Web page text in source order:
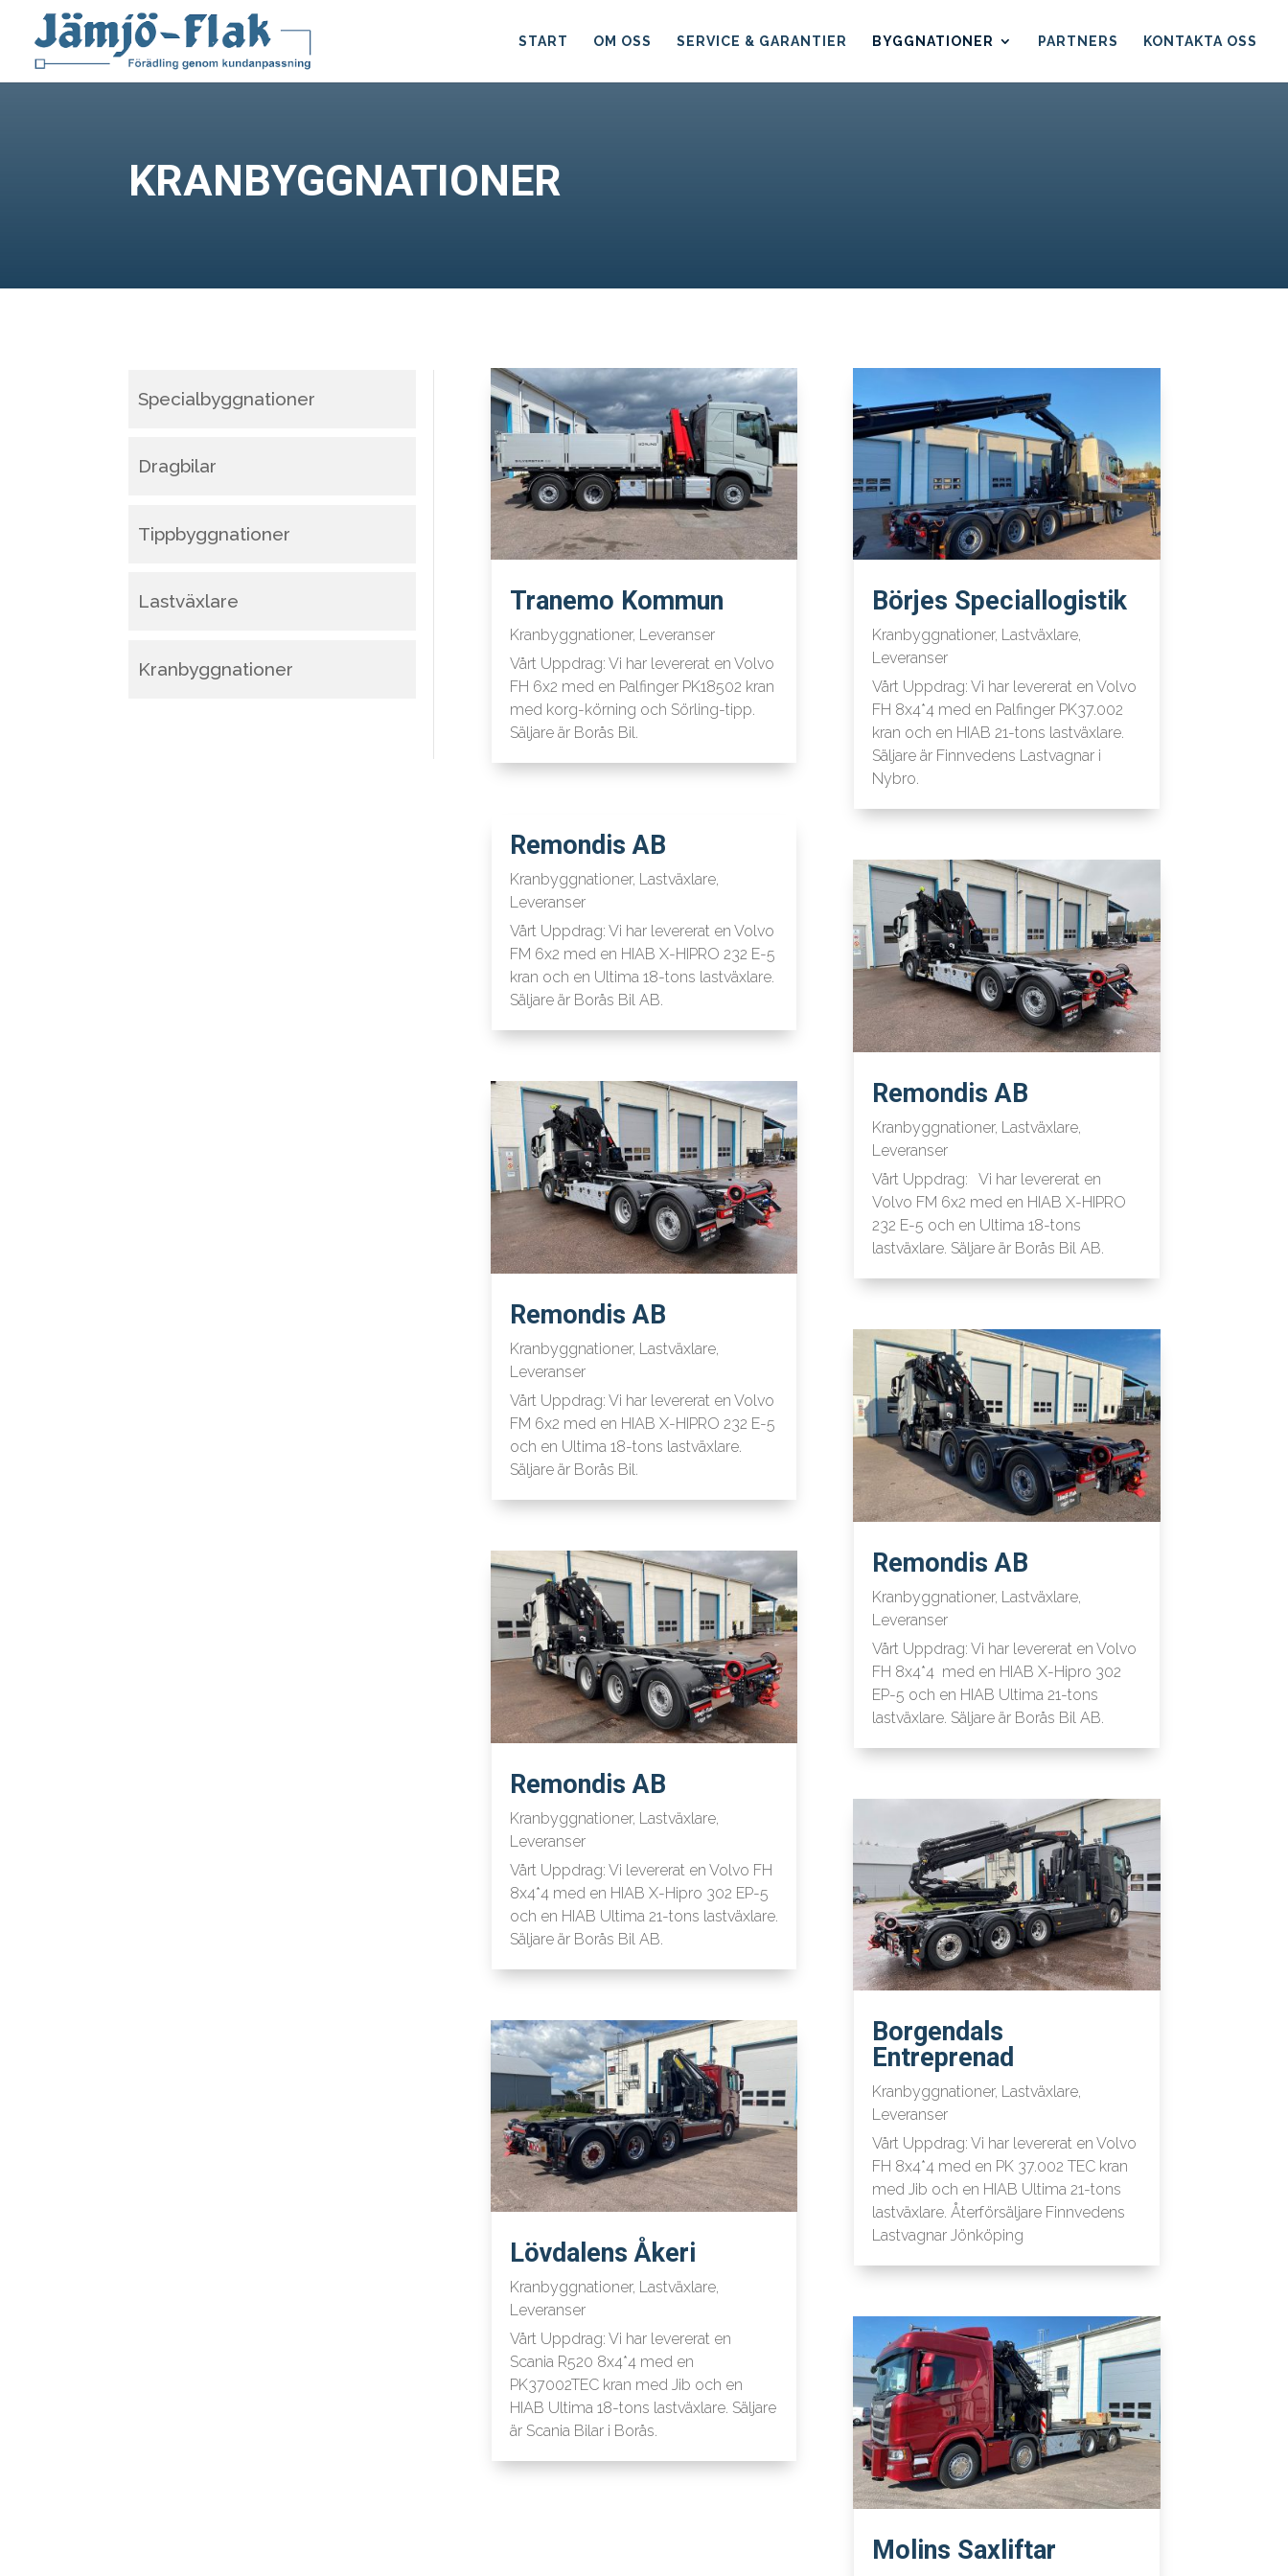
START OM OSS SERVICE & GARANTIER BYGGNATIONER PARTNERS KONTAKTA OSS
KRANBYGGNATIONER
Specialbyggnationer
Dragbilar
Tippbyggnationer
Lastväxlare
Kranbyggnationer
Tranemo Kommun
Kranbyggnationer, Leveranser
Vårt Uppdrag: Vi har levererat en Volvo
FH 6x2 med en Palfinger PK18502 kran
med korg-körning och Sörling-tipp.
Säljare är Borås Bil.
Remondis AB
Kranbyggnationer, Lastväxlare,
Leveranser
Vårt Uppdrag: Vi har levererat en Volvo
FM 6x2 med en HIAB X-HIPRO 232 E-5
kran och en Ultima 18-tons lastväxlare.
Säljare är Borås Bil AB.
Remondis AB
Kranbyggnationer, Lastväxlare,
Leveranser
Vårt Uppdrag: Vi har levererat en Volvo
FM 6x2 med en HIAB X-HIPRO 232 E-5
och en Ultima 18-tons lastväxlare.
Säljare är Borås Bil.
Remondis AB
Kranbyggnationer, Lastväxlare,
Leveranser
Vårt Uppdrag: Vi levererat en Volvo FH
8x4*4 med en HIAB X-Hipro 302 EP-5
och en HIAB Ultima 21-tons lastväxlare.
Säljare är Borås Bil AB.
Lövdalens Åkeri
Kranbyggnationer, Lastväxlare,
Leveranser
Vårt Uppdrag: Vi har levererat en
Scania R520 8x4*4 med en
PK37002TEC kran med Jib och en
HIAB Ultima 18-tons lastväxlare. Säljare
är Scania Bilar i Borås.
Börjes Speciallogistik
Kranbyggnationer, Lastväxlare,
Leveranser
Vårt Uppdrag: Vi har levererat en Volvo
FH 8x4*4 med en Palfinger PK37.002
kran och en HIAB 21-tons lastväxlare.
Säljare är Finnvedens Lastvagnar i
Nybro.
Remondis AB
Kranbyggnationer, Lastväxlare,
Leveranser
Vårt Uppdrag: Vi har levererat en
Volvo FM 6x2 med en HIAB X-HIPRO
232 E-5 och en Ultima 18-tons
lastväxlare. Säljare är Borås Bil AB.
Remondis AB
Kranbyggnationer, Lastväxlare,
Leveranser
Vårt Uppdrag: Vi har levererat en Volvo
FH 8x4*4 med en HIAB X-Hipro 302
EP-5 och en HIAB Ultima 21-tons
lastväxlare. Säljare är Borås Bil AB.
Borgendals
Entreprenad
Kranbyggnationer, Lastväxlare,
Leveranser
Vårt Uppdrag: Vi har levererat en Volvo
FH 8x4*4 med en PK 37.002 TEC kran
med Jib och en HIAB Ultima 21-tons
lastväxlare. Återförsäljare Finnvedens
Lastvagnar Jönköping
Molins Saxliftar